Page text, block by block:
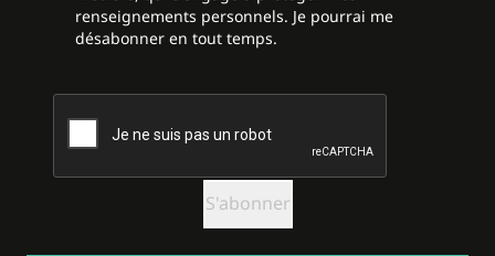
renseignements personnels. Je pourrai me
désabonner en tout temps.
CAPTCHA